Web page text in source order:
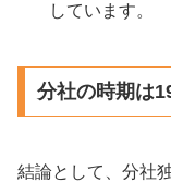
しています。
分社の時期は
結論として、分社